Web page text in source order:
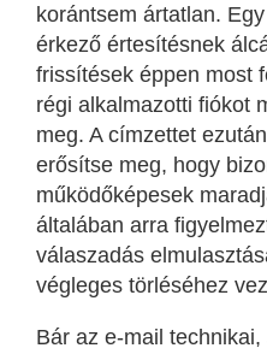
korántsem ártatlan.
érkező értesítésnek
frissítések éppen most
régi alkalmazotti fiókot
meg. A címzettet
erősítse meg, hogy
működőképesek
általában arra
válaszadás
végleges törléséhez
Bár az e-mail